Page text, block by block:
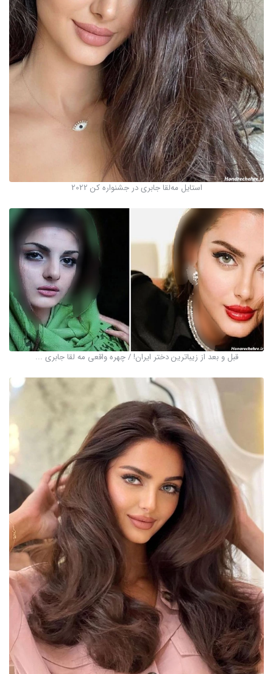
استایل مه‌لقا جابری در جشنواره کن 2022
قبل و بعد از زیباترین دختر ایران! / چهره واقعی مه لقا جابری ...